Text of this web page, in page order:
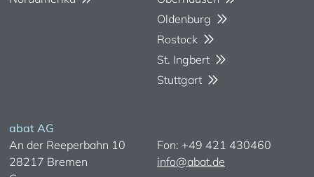
Oldenburg
Rostock
St. Ingbert
Stuttgart
abat AG
An der Reeperbahn 10
28217 Bremen
Fon: +49 421 430460
info@abat.de